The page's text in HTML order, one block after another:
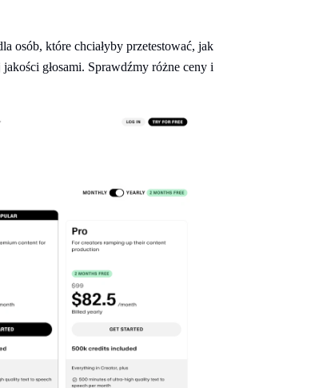
osób, które chciałyby przetestować, jak
głosami. Sprawdźmy różne ceny i